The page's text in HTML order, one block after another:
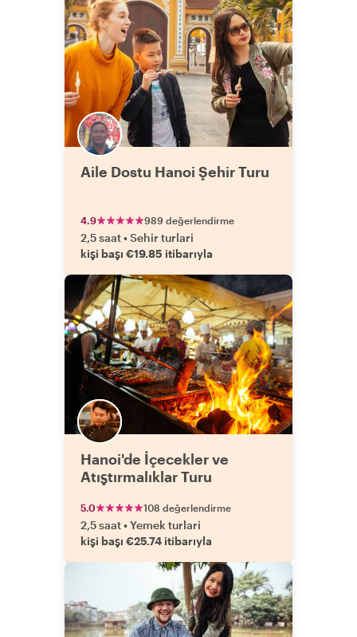
Aile Dostu Hanoi Şehir Turu
4.9 989 değerlendirme
2,5 saat•Sehir turlari
kişi başı €19.85 itibarıyla
Hanoi'de İçecekler ve
Atıştırmalıklar Turu
5.0 108 değerlendirme
2,5 saat•Yemek turlari
kişi başı €25.74 itibarıyla